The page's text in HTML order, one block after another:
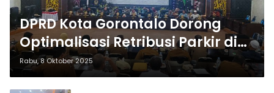
DPRD Kota Gorontalo Dorong
Optimalisasi Retribusi Parkir di
Jalan Nani Wartabone
Rabu, 8 Oktober 2025